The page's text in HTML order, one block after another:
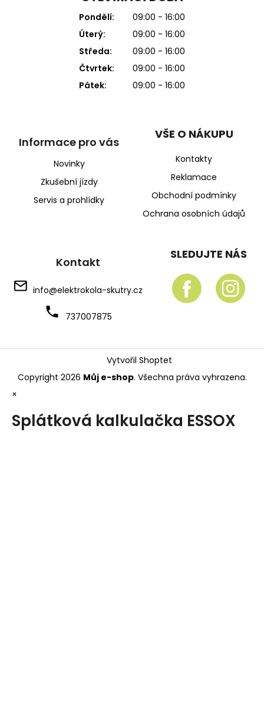
Pondělí:
09:00 - 16:00
Úterý:
09:00 - 16:00
Středa:
09:00 - 16:00
Čtvrtek:
09:00 - 16:00
Pátek:
09:00 - 16:00
Informace pro vás
Novinky
Zkušební jízdy
Servis a prohlídky
VŠE O NÁKUPU
Kontakty
Reklamace
Obchodní podmínky
Ochrana osobních údajů
Kontakt
info@elektrokola-skutry.cz
737007875
SLEDUJTE NÁS
Vytvořil Shoptet
Copyright 2026 Můj e-shop. Všechna práva vyhrazena.
×
Splátková kalkulačka ESSOX